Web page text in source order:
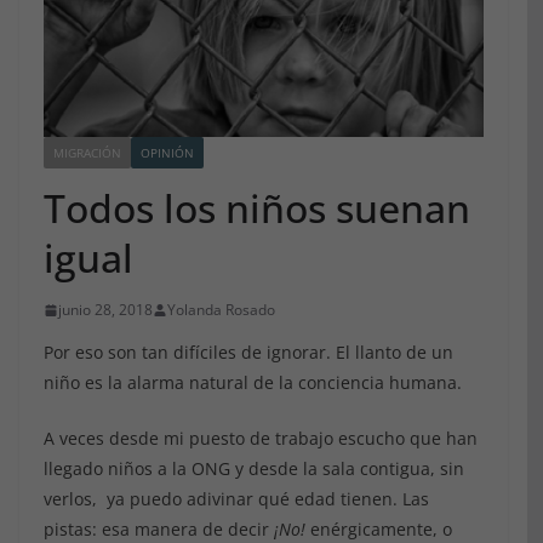
MIGRACIÓN OPINIÓN
Todos los niños suenan
igual
junio 28, 2018 Yolanda Rosado
Por eso son tan difíciles de ignorar. El llanto de un
niño es la alarma natural de la conciencia humana.
A veces desde mi puesto de trabajo escucho que han
llegado niños a la ONG y desde la sala contigua, sin
verlos, ya puedo adivinar qué edad tienen. Las
pistas: esa manera de decir ¡No! enérgicamente, o